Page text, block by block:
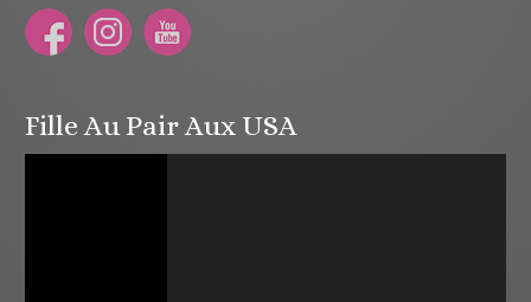
Fille Au Pair Aux USA